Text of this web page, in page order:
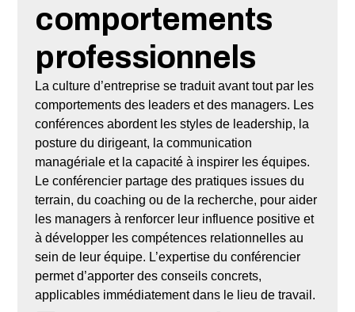
comportements
professionnels
La culture d’entreprise se traduit avant tout par les
comportements des leaders et des managers. Les
conférences abordent les styles de leadership, la
posture du dirigeant, la communication
managériale et la capacité à inspirer les équipes.
Le conférencier partage des pratiques issues du
terrain, du coaching ou de la recherche, pour aider
les managers à renforcer leur influence positive et
à développer les compétences relationnelles au
sein de leur équipe. L’expertise du conférencier
permet d’apporter des conseils concrets,
applicables immédiatement dans le lieu de travail.